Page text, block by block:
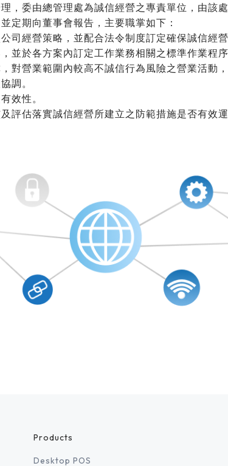
，委由總管理處為誠信經營之專責單位，由該
定期向董事會報告，主要職掌如下：
司經營策略，並配合法令制度訂定確保誠信經營
並於各方案內訂定工作業務相關之標準作業程序
對營業範圍內較高不誠信行為風險之營業活動，
調。
效性。
評估落實誠信經營所建立之防範措施是否有效
Products
Desktop POS